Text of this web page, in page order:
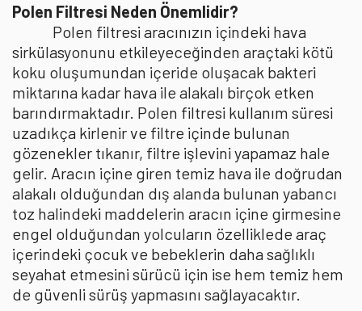
Polen Filtresi Neden Önemlidir?
Polen filtresi aracınızın içindeki hava
sirkülasyonunu etkileyeceğinden araçtaki kötü
koku oluşumundan içeride oluşacak bakteri
miktarına kadar hava ile alakalı birçok etken
barındırmaktadır. Polen filtresi kullanım süresi
uzadıkça kirlenir ve filtre içinde bulunan
gözenekler tıkanır, filtre işlevini yapamaz hale
gelir. Aracın içine giren temiz hava ile doğrudan
alakalı olduğundan dış alanda bulunan yabancı
toz halindeki maddelerin aracın içine girmesine
engel olduğundan yolcuların özelliklede araç
içerindeki çocuk ve bebeklerin daha sağlıklı
seyahat etmesini sürücü için ise hem temiz hem
de güvenli sürüş yapmasını sağlayacaktır.